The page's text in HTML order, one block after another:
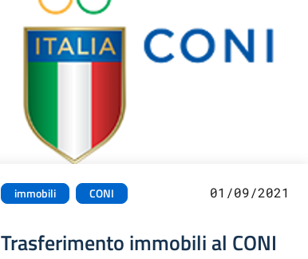
immobili CONI 01/09/2021
Trasferimento immobili al CONI